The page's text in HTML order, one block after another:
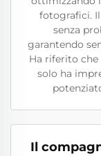
fotografici.
senza
garantendo
Ha riferito che
solo ha
Il